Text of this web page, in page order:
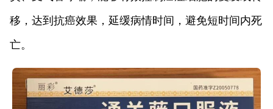
移，达到抗癌效果，延缓病情时间，避免短时间内死
亡。